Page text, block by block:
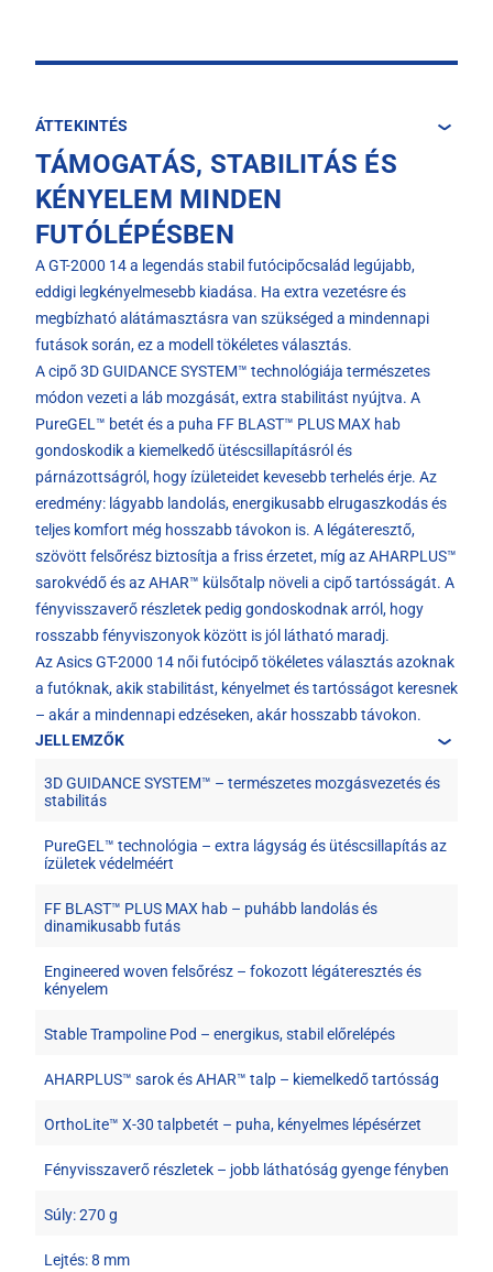
ÁTTEKINTÉS
TÁMOGATÁS, STABILITÁS ÉS
KÉNYELEM MINDEN
FUTÓLÉPÉSBEN
A GT-2000 14 a legendás stabil futócipőcsalád legújabb,
eddigi legkényelmesebb kiadása. Ha extra vezetésre és
megbízható alátámasztásra van szükséged a mindennapi
futások során, ez a modell tökéletes választás.
A cipő 3D GUIDANCE SYSTEM™ technológiája természetes
módon vezeti a láb mozgását, extra stabilitást nyújtva. A
PureGEL™ betét és a puha FF BLAST™ PLUS MAX hab
gondoskodik a kiemelkedő ütéscsillapításról és
párnázottságról, hogy ízületeidet kevesebb terhelés érje. Az
eredmény: lágyabb landolás, energikusabb elrugaszkodás és
teljes komfort még hosszabb távokon is. A légáteresztő,
szövött felsőrész biztosítja a friss érzetet, míg az AHARPLUS™
sarokvédő és az AHAR™ külsőtalp növeli a cipő tartósságát. A
fényvisszaverő részletek pedig gondoskodnak arról, hogy
rosszabb fényviszonyok között is jól látható maradj.
Az Asics GT-2000 14 női futócipő tökéletes választás azoknak
a futóknak, akik stabilitást, kényelmet és tartósságot keresnek
– akár a mindennapi edzéseken, akár hosszabb távokon.
JELLEMZŐK
3D GUIDANCE SYSTEM™ – természetes mozgásvezetés és
stabilitás
PureGEL™ technológia – extra lágyság és ütéscsillapítás az
ízületek védelméért
FF BLAST™ PLUS MAX hab – puhább landolás és
dinamikusabb futás
Engineered woven felsőrész – fokozott légáteresztés és
kényelem
Stable Trampoline Pod – energikus, stabil előrelépés
AHARPLUS™ sarok és AHAR™ talp – kiemelkedő tartósság
OrthoLite™ X-30 talpbetét – puha, kényelmes lépésérzet
Fényvisszaverő részletek – jobb láthatóság gyenge fényben
Súly: 270 g
Lejtés: 8 mm